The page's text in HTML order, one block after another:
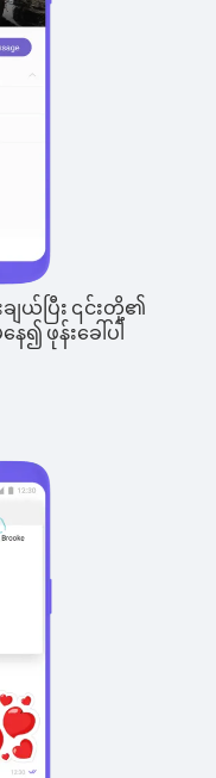
ယ်ပြီး ၎င်းတို့၏
ဖုန်းခေါ်ပါ